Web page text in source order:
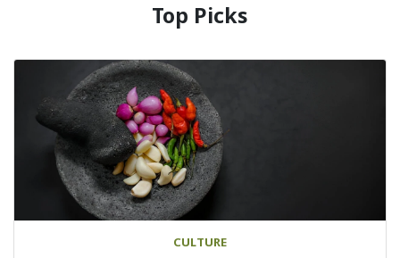
Top Picks
CULTURE